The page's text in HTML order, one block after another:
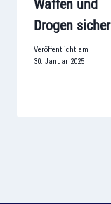
Waffen und
Drogen sicher
Veröffentlicht am
30. Januar 2025